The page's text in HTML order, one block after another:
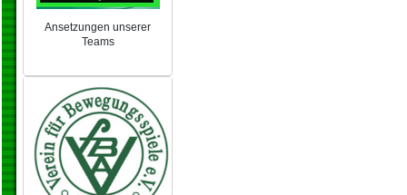
Ansetzungen unserer
Teams